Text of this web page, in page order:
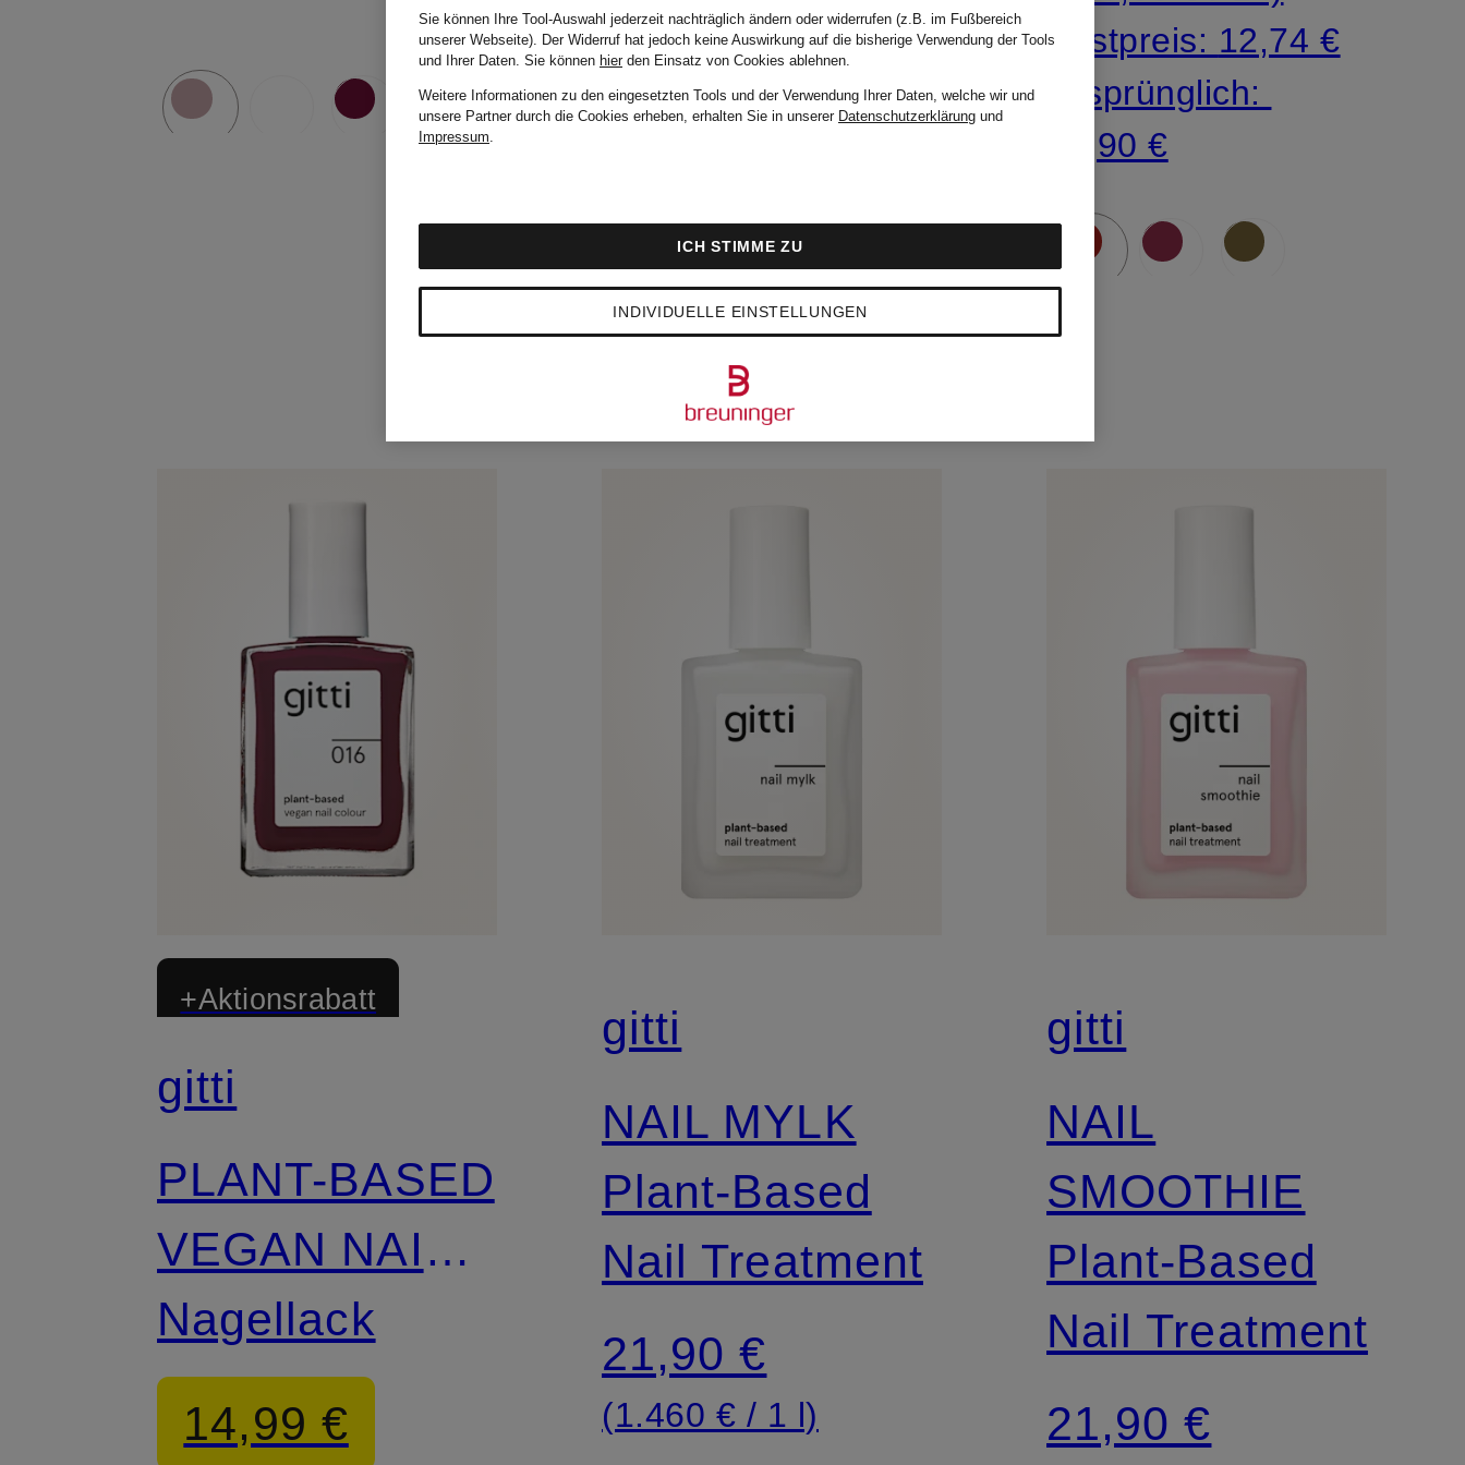
Bestpreis:12,74 €
Ursprünglich:
Bestpreis: 12,74 €
Ursprünglich:
19,90 €
+Aktionsrabatt
gitti
PLANT-BASED
VEGAN NAIL
COLOUR
Nagellack
14,99 €
gitti
NAIL MYLK
Plant-Based
Nail Treatment
21,90 €
(1.460 € / 1 l)
gitti
NAIL
SMOOTHIE
Plant-Based
Nail Treatment
21,90 €
Sie können Ihre Tool-Auswahl jederzeit nachträglich ändern oder widerrufen (z.B. im Fußbereich
unserer Webseite). Der Widerruf hat jedoch keine Auswirkung auf die bisherige Verwendung der Tools
und Ihrer Daten. Sie können hierden Einsatz von Cookies ablehnen.
Weitere Informationen zu den eingesetzten Tools und der Verwendung Ihrer Daten, welche wir und
unsere Partner durch die Cookies erheben, erhalten Sie in unserer Datenschutzerklärung und
Impressum.
INDIVIDUELLE EINSTELLUNGEN
ICH STIMME ZU